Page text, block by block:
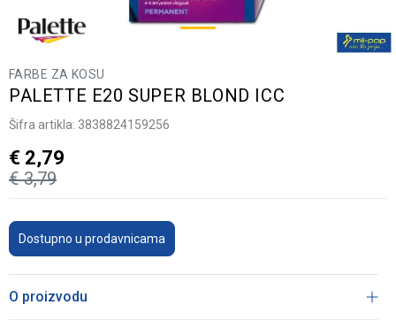
FARBE ZA KOSU
PALETTE E20 SUPER BLOND ICC
Šifra artikla: 3838824159256
€ 3,79
€ 2,79
Dostupno u prodavnicama
O proizvodu